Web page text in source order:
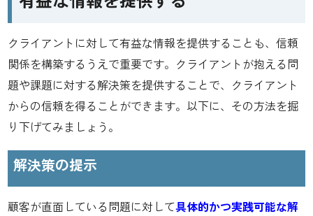
クライアントに対して有益な情報を提供することも、信頼
関係を構築するうえで重要です。クライアントが抱える問
題や課題に対する解決策を提供することで、クライアント
からの信頼を得ることができます。以下に、その方法を掘
り下げてみましょう。
解決策の提示
顧客が直面している問題に対して具体的かつ実践可能な解